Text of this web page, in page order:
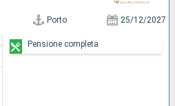
Porto 25/12/2027
Pensione completa